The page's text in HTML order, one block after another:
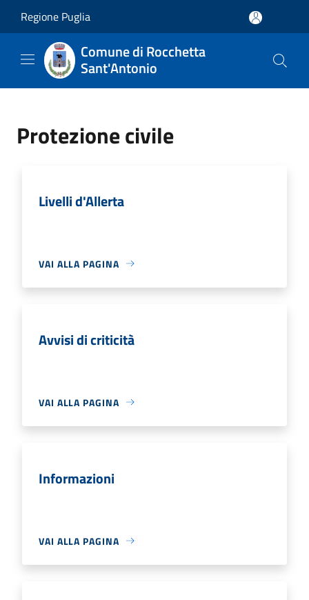
Regione Puglia
Comune di Rocchetta
Sant'Antonio
Protezione civile
Livelli d'Allerta
VAI ALLA PAGINA
Avvisi di criticità
VAI ALLA PAGINA
Informazioni
VAI ALLA PAGINA